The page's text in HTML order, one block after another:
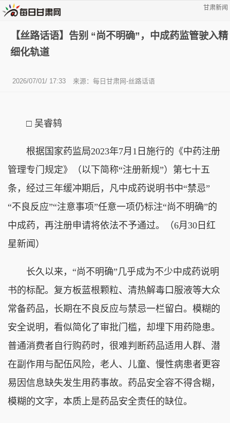
甘肃新闻
【丝路话语】告别 “尚不明确”，中成药监管驶入精
细化轨道
2026/07/01/ 17:33 来源： 每日甘肃网-丝路话语
□ 吴睿鸫
根据国家药监局2023年7月1日施行的《中药注册
管理专门规定》（以下简称“注册新规”）第七十五
条，经过三年缓冲期后，凡中成药说明书中“禁忌”
“不良反应”“注意事项”任意一项仍标注“尚不明确”的
中成药，再注册申请将依法不予通过。（6月30日红
星新闻）
长久以来，“尚不明确”几乎成为不少中成药说明
书的标配。复方板蓝根颗粒、清热解毒口服液等大众
常备药品，长期在不良反应与禁忌一栏留白。模糊的
安全说明，看似简化了审批门槛，却埋下用药隐患。
普通消费者自行购药时，很难判断药品适用人群、潜
在副作用与配伍风险，老人、儿童、慢性病患者更容
易因信息缺失发生用药事故。药品安全容不得含糊，
模糊的文字，本质上是药品安全责任的缺位。